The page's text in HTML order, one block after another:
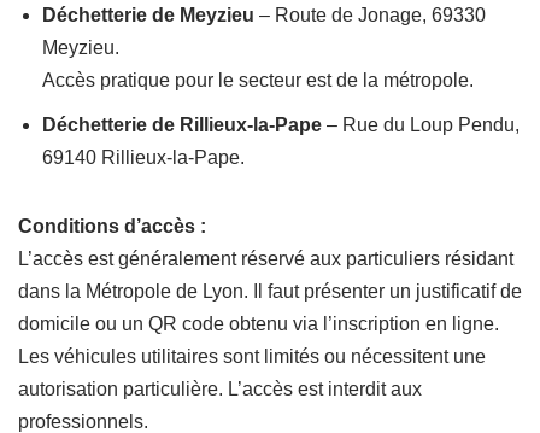
Déchetterie de Meyzieu – Route de Jonage, 69330
Meyzieu.
Accès pratique pour le secteur est de la métropole.
Déchetterie de Rillieux-la-Pape – Rue du Loup Pendu,
69140 Rillieux-la-Pape.
Conditions d’accès :
L’accès est généralement réservé aux particuliers résidant
dans la Métropole de Lyon. Il faut présenter un justificatif de
domicile ou un QR code obtenu via l’inscription en ligne.
Les véhicules utilitaires sont limités ou nécessitent une
autorisation particulière. L’accès est interdit aux
professionnels.